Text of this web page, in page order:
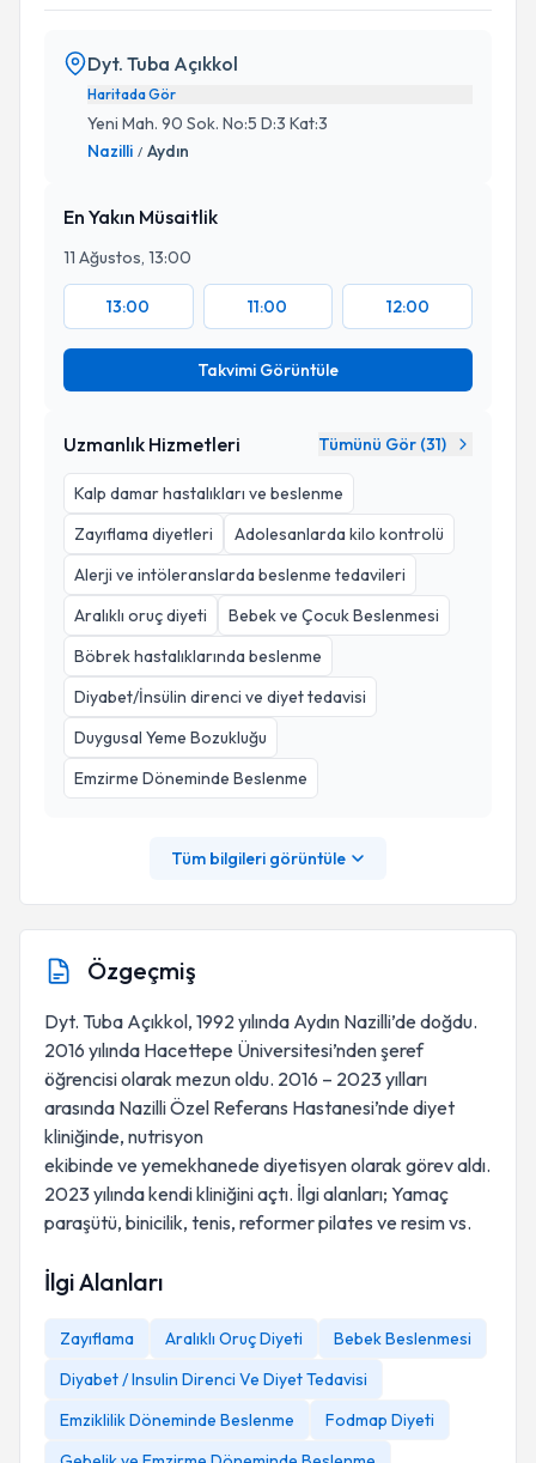
Dyt. Tuba Açıkkol
Haritada Gör
Yeni Mah. 90 Sok. No:5 D:3 Kat:3
Nazilli / Aydın
En Yakın Müsaitlik
11 Ağustos, 13:00
13:00 11:00 12:00
Takvimi Görüntüle
Uzmanlık Hizmetleri Tümünü Gör (31)
Kalp damar hastalıkları ve beslenme
Zayıflama diyetleri
Adolesanlarda kilo kontrolü
Alerji ve intöleranslarda beslenme tedavileri
Aralıklı oruç diyeti
Bebek ve Çocuk Beslenmesi
Böbrek hastalıklarında beslenme
Diyabet/İnsülin direnci ve diyet tedavisi
Duygusal Yeme Bozukluğu
Emzirme Döneminde Beslenme
Tüm bilgileri görüntüle
Özgeçmiş
Dyt. Tuba Açıkkol, 1992 yılında Aydın Nazilli’de doğdu.
2016 yılında Hacettepe Üniversitesi’nden şeref
öğrencisi olarak mezun oldu. 2016 – 2023 yılları
arasında Nazilli Özel Referans Hastanesi’nde diyet
kliniğinde, nutrisyon
ekibinde ve yemekhanede diyetisyen olarak görev aldı.
2023 yılında kendi kliniğini açtı. İlgi alanları; Yamaç
paraşütü, binicilik, tenis, reformer pilates ve resim vs.
İlgi Alanları
Zayıflama Aralıklı Oruç Diyeti
Bebek Beslenmesi
Diyabet / Insulin Direnci Ve Diyet Tedavisi
Emziklilik Döneminde Beslenme
Fodmap Diyeti